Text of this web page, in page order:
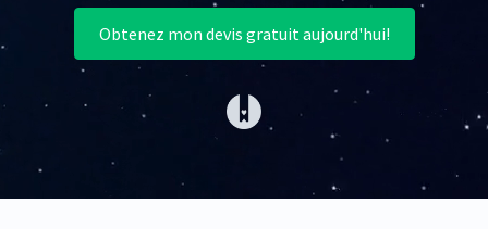
Obtenez mon devis gratuit aujourd'hui!
(opens in a new tab)